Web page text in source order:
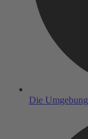
Die Umgebung